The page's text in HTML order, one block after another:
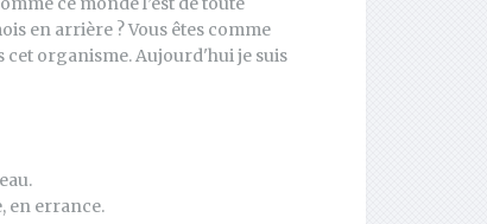
en arrière ? Vous êtes comme
cet organisme. Aujourd'hui je suis
en errance.